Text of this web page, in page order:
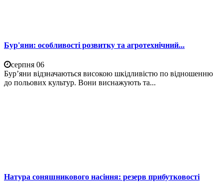
Бур'яни: особливості розвитку та агротехнічний...
серпня 06
Бур’яни відзначаються високою шкідливістю по відношенню
до польових культур. Вони виснажують та...
Натура соняшникового насіння: резерв прибутковості